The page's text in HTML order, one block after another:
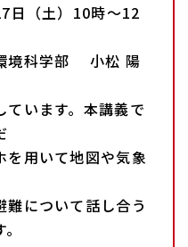
日（土）10時～12
境科学部 小松 陽
います。本講義で
を用いて地図や気象
について話し合う